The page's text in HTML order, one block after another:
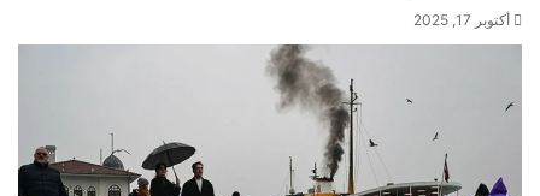
أكتوبر 17, 2025